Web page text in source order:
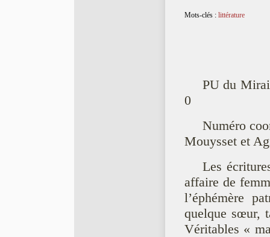
Mots-clés : littérature
PU du
0
Numéro
Mouysset et
Les
affaire de
l’éphémère
quelque sœur,
Véritables «